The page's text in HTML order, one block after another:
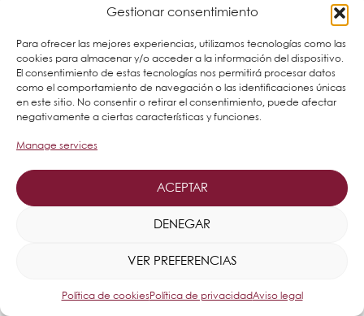
Gestionar consentimiento
Para ofrecer las mejores experiencias, utilizamos tecnologías como las
cookies para almacenar y/o acceder a la información del dispositivo.
El consentimiento de estas tecnologías nos permitirá procesar datos
como el comportamiento de navegación o las identificaciones únicas
en este sitio. No consentir o retirar el consentimiento, puede afectar
negativamente a ciertas características y funciones.
Manage services
ACEPTAR
DENEGAR
VER PREFERENCIAS
Política de cookiesPolítica de privacidadAviso legal